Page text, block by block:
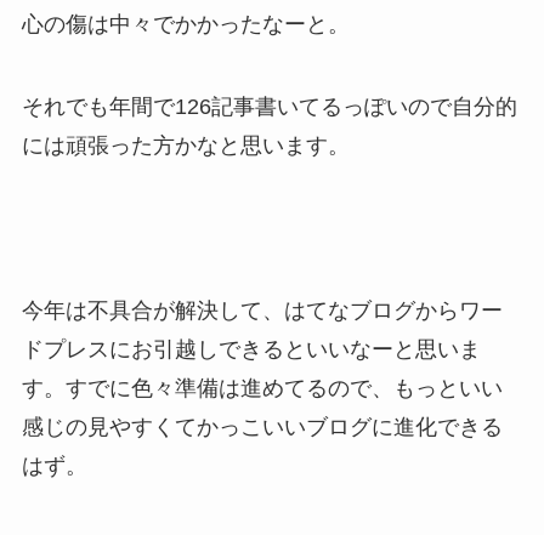
心の傷は中々でかかったなーと。
それでも年間で126記事書いてるっぽいので自分的
には頑張った方かなと思います。
今年は不具合が解決して、はてなブログからワー
ドプレスにお引越しできるといいなーと思いま
す。すでに色々準備は進めてるので、もっといい
感じの見やすくてかっこいいブログに進化できる
はず。